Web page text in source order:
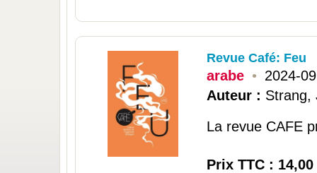
Revue Café: Feu
arabe • 2024-09
Auteur : Strang,
La revue CAFE
Prix TTC : 14,00